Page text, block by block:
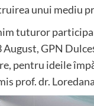
unui mediu
tuturor
August, GPN
pentru ideile
prof. dr.